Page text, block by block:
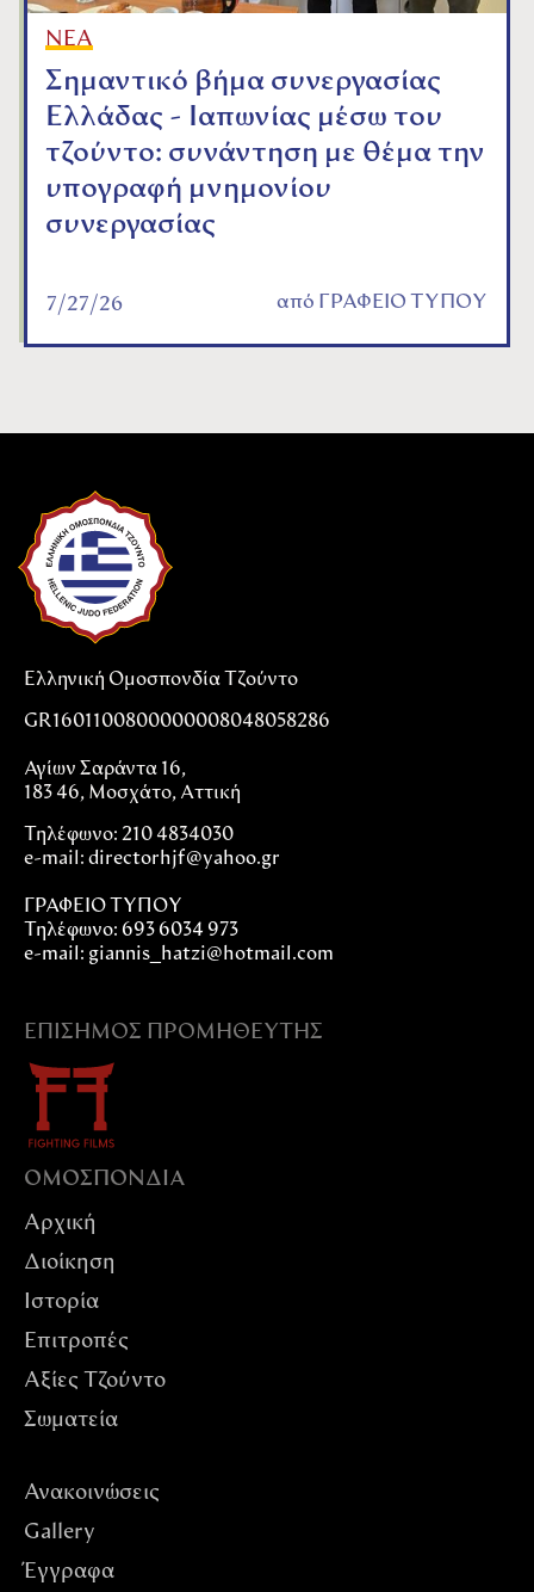
ΝΕΑ
Σημαντικό βήμα συνεργασίας
Ελλάδας - Ιαπωνίας μέσω του
τζούντο: συνάντηση με θέμα την
υπογραφή μνημονίου
συνεργασίας
7/27/26 από ΓΡΑΦΕΙΟ ΤΥΠΟΥ
Ελληνική Ομοσπονδία Τζούντο
GR1601100800000008048058286
Αγίων Σαράντα 16,
183 46, Μοσχάτο, Αττική
Τηλέφωνο: 210 4834030
e-mail: directorhjf@yahoo.gr
ΓΡΑΦΕΙΟ ΤΥΠΟΥ
Τηλέφωνο: 693 6034 973
e-mail: giannis_hatzi@hotmail.com
ΕΠΊΣΗΜΟΣ ΠΡΟΜΗΘΕΥΤΉΣ
ΟΜΟΣΠΟΝΔIΑ
Αρχική
Διοίκηση
Ιστορία
Επιτροπές
Αξίες Tζούντο
Σωματεία
Ανακοινώσεις
Gallery
Έγγραφα